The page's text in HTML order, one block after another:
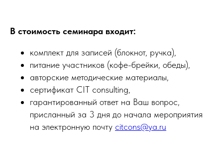
В стоимость семинара входит:
комплект для записей (блокнот, ручка),
питание участников (кофе-брейки, обеды),
авторские методические материалы,
сертификат CIT consulting,
гарантированный ответ на Ваш вопрос,
присланный за 3 дня до начала мероприятия
на электронную почту citcons@ya.ru